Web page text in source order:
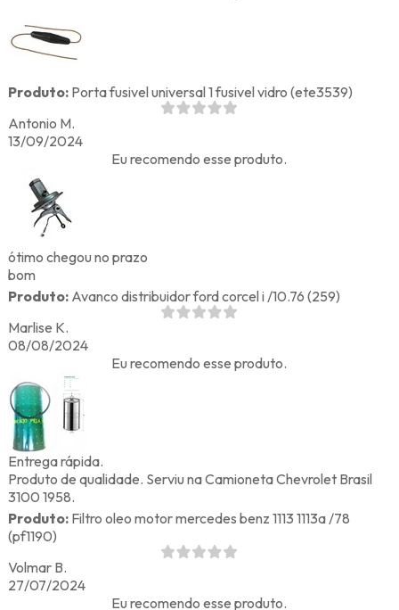
Produto:Porta fusivel universal 1 fusivel vidro (ete3539)
Antonio M.
13/09/2024
Eu recomendo esse produto.
ótimo chegou no prazo
bom
Produto:Avanco distribuidor ford corcel i /10.76 (259)
Marlise K.
08/08/2024
Eu recomendo esse produto.
Entrega rápida.
Produto de qualidade. Serviu na Camioneta Chevrolet Brasil
3100 1958.
Produto:Filtro oleo motor mercedes benz 1113 1113a /78
(pf1190)
Volmar B.
27/07/2024
Eu recomendo esse produto.